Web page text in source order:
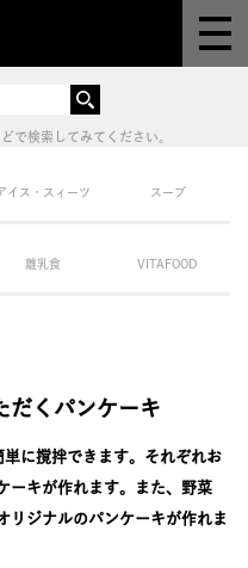
ア
で検索してみてください。
イス・スィーツ スープ
離乳食 VITAFOOD
だくパンケーキ
に撹拌できます。それぞれお
ーキが作れます。また、野菜
リジナルのパンケーキが作れま